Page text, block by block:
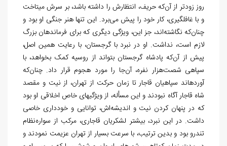
روز زودتر از آنکه حریف، انتظارش را داشته باشد، بر سرش می‏تاخت
و با غافلگیری، کار خود را پیش می‌‏برد. این تنها هنر جنگی او بود و
چنانکه نگاشته‌‏اند، جز این، ویژگی دیگری که برای فرماندهان بزرگ
لازم است، نداشت. او در نبرد با گرجستان، با رعایت همین اصل،
پیش از آنکه پادشاه گرجستان بتواند از روسیه کمک بخواهد، با
سپاهی شصت‏‌هزار نفره، آنجا را مورد هجوم قرار داد. چنانکه
آورده‏اند سپاهیان قاجار تا زمان حرکت از تهران، از نیت و مقصد
شاه قاجار آگاه نبودند و این مسأله، از ویژگی‏های خاص اخلاقی او بود
که در پنهان کردن نیت و اندیشه‌‏اش، توانایی و خودداری خاصی
داشت. در این نبرد، بیشتر لشکریان قاجاری، مرکب از سواره‌‏نظام
تندرو بود و بدین ترتیب، با سرعت بسیار از تهران عزیمت نمودند و